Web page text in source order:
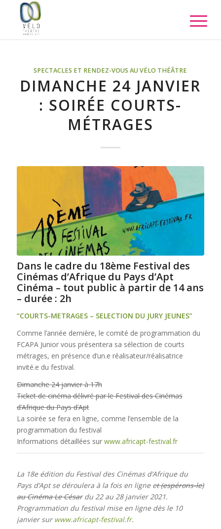
SPECTACLES ET RENDEZ-VOUS AU VÉLO THÉÂTRE
DIMANCHE 24 JANVIER
: SOIRÉE COURTS-
MÉTRAGES
Dans le cadre du 18ème Festival des
Cinémas d’Afrique du Pays d’Apt
Cinéma – tout public à partir de 14 ans
– durée : 2h
“COURTS-METRAGES – SELECTION DU JURY JEUNES”
Comme l’année dernière, le comité de programmation du
FCAPA Junior vous présentera sa sélection de courts
métrages, en présence d’un.e réalisateur/réalisatrice
invité.e du festival.
Dimanche 24 janvier à 17h
Ticket de cinéma délivré par le Festival des Cinémas
d’Afrique du Pays d’Apt
La soirée se fera en ligne, comme l’ensemble de la
programmation du festival
Informations détaillées sur www.africapt-festival.fr
La 18e édition du Festival des Cinémas d’Afrique du
Pays d’Apt se déroulera à la fois en ligne et (espérons-le)
au Cinéma Le Césardu 22 au 28 janvier 2021.
Programmation du festival mise en ligne dès le 10
janvier sur www.africapt-festival.fr.